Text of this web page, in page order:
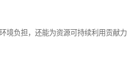
境负担，还能为资源可持续利用贡献力